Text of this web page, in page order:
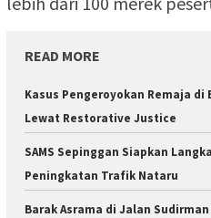
READ MORE
Kasus Pengeroyokan Remaja
Lewat Restorative Justice
SAMS Sepinggan Siapkan
Peningkatan Trafik Nataru
Barak Asrama di Jalan